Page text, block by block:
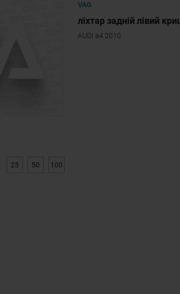
VAG
ліхтар задній лівий
AUDI a4 2010
25 50 100